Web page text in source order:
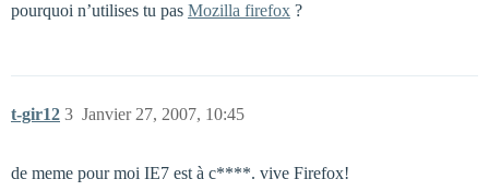
pourquoi n’utilises tu pas Mozilla firefox ?
t-gir12 Janvier 27, 2007, 10:45
3
de meme pour moi IE7 est à c****. vive Firefox!